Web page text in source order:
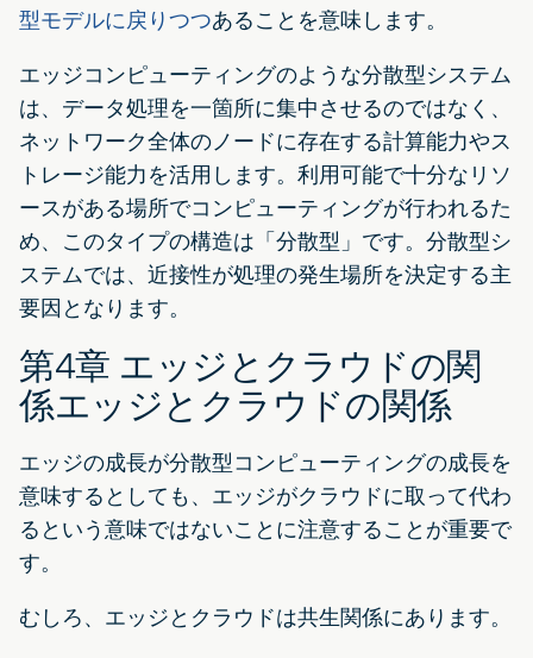
型モデルに戻りつつあることを意味します。
エッジコンピューティングのような分散型システム
は、データ処理を一箇所に集中させるのではなく、
ネットワーク全体のノードに存在する計算能力やス
トレージ能力を活用します。利用可能で十分なリソ
ースがある場所でコンピューティングが行われるた
め、このタイプの構造は「分散型」です。分散型シ
ステムでは、近接性が処理の発生場所を決定する主
要因となります。
第4章 エッジとクラウドの関
係エッジとクラウドの関係
エッジの成長が分散型コンピューティングの成長を
意味するとしても、エッジがクラウドに取って代わ
るという意味ではないことに注意することが重要で
す。
むしろ、エッジとクラウドは共生関係にあります。